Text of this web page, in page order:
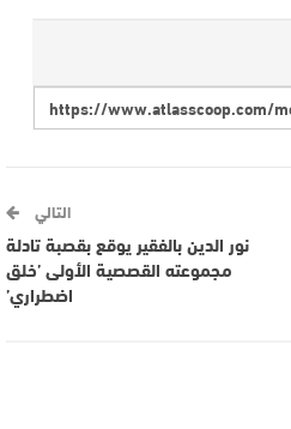
التالي
نور الدين بالفقير يوقع بقصبة تادلة
مجموعته القصصية الأولى ’خلق
اضطراري’